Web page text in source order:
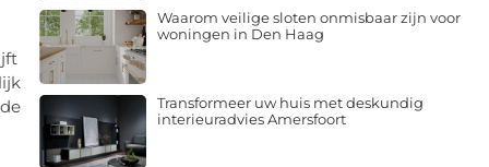
Waarom veilige sloten onmisbaar zijn voor
woningen in Den Haag
Transformeer uw huis met deskundig
interieuradvies Amersfoort